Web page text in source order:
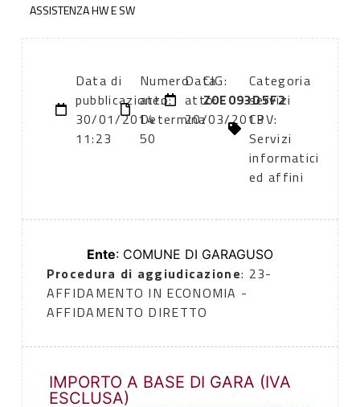
ASSISTENZA HW E SW
Data di
pubblicazione:
30/01/2014
11:23
Numero
atto:
Determina
50
Data
atto:
20/03/2013
CIG:
Z0E093D5F2
Categoria
servizi
CPV:
Servizi
informatici
ed affini
Ente: COMUNE DI GARAGUSO
Procedura di aggiudicazione: 23-
AFFIDAMENTO IN ECONOMIA -
AFFIDAMENTO DIRETTO
IMPORTO A BASE DI GARA (IVA
ESCLUSA)